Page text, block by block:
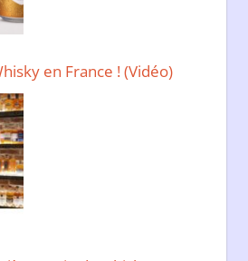
en France ! (Vidéo)